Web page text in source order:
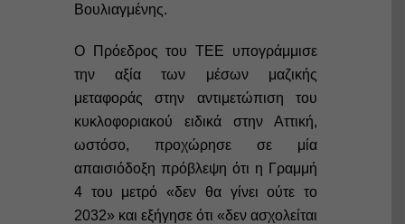
Βουλιαγμένης.
Ο Πρόεδρος του ΤΕΕ υπογράμμισε
την αξία των μέσων μαζικής
μεταφοράς στην αντιμετώπιση του
κυκλοφοριακού ειδικά στην Αττική,
ωστόσο, προχώρησε σε μία
απαισιόδοξη πρόβλεψη ότι η Γραμμή
4 του μετρό «δεν θα γίνει ούτε το
2032» και εξήγησε ότι «δεν ασχολείται